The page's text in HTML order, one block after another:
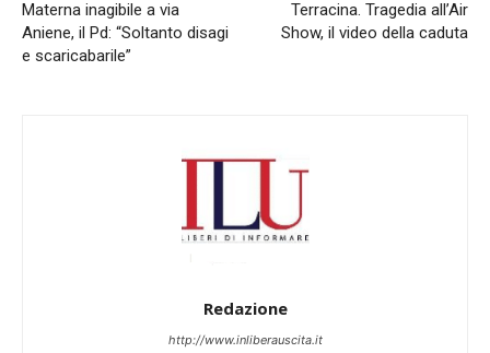
Materna inagibile a via
Aniene, il Pd: “Soltanto disagi
e scaricabarile”
Terracina. Tragedia all’Air
Show, il video della caduta
Redazione
http://www.inliberauscita.it